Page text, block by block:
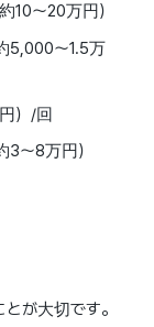
10〜20万円）
5,000〜1.5万
）/回
〜8万円）
が大切です。